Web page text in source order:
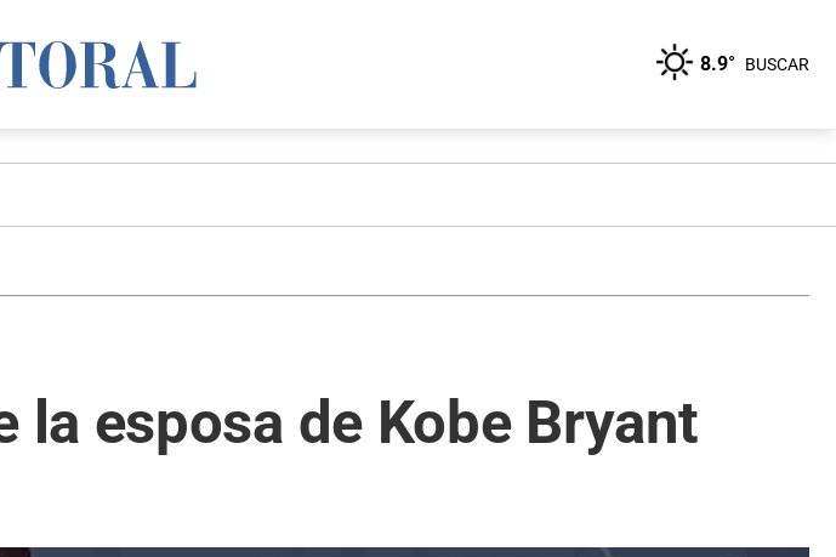
8.9° BUSCAR
la esposa de Kobe Bryant